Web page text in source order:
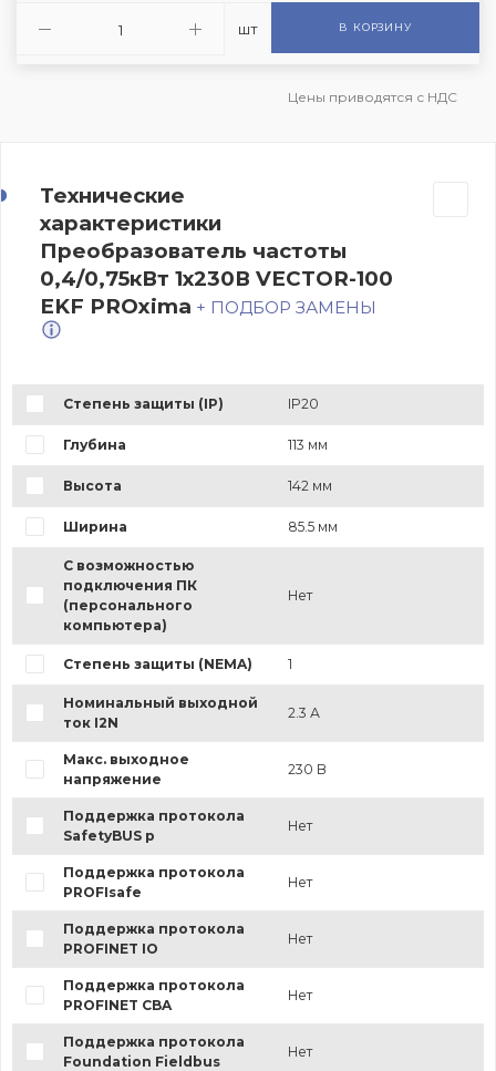
шт В КОРЗИНУ
Цены приводятся с НДС
Технические
характеристики
Преобразователь частоты
0,4/0,75кВт 1х230В VECTOR-100
EKF PROxima + ПОДБОР ЗАМЕНЫ
Степень защиты (IP) IP20
Глубина 113 мм
Высота 142 мм
Ширина 85.5 мм
С возможностью
подключения ПК
(персонального
компьютера)
Нет
Степень защиты (NEMA) 1
Номинальный выходной
ток I2N
2.3 А
Макс. выходное
напряжение
230 В
Поддержка протокола
SafetyBUS p
Нет
Поддержка протокола
PROFIsafe
Нет
Поддержка протокола
PROFINET IO
Нет
Поддержка протокола
PROFINET CBA
Нет
Поддержка протокола
Foundation Fieldbus
Нет